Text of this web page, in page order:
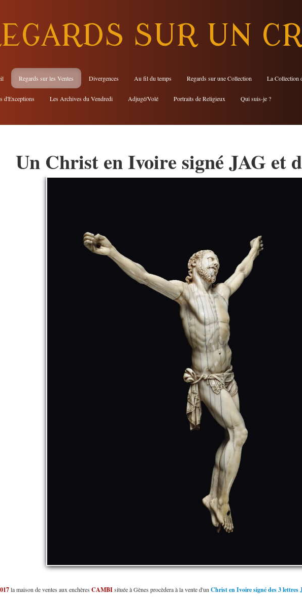
SUR UN
Regards sur les Ventes Divergences Au fil du temps Regards sur une Collection La Collection
d'Exceptions Les Archives du Vendredi Adjugé/Volé Portraits de Religieux Qui suis-je ?
Un Christ en Ivoire signé JAG et
la maison de ventes aux enchères CAMBIsituée à Gènes procèdera à la vente d'un Christ en Ivoire signé des 3 lettres